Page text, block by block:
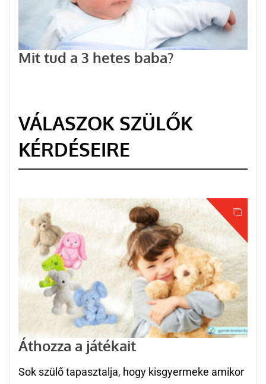
Mit tud a 3 hetes baba?
VÁLASZOK SZÜLŐK
KÉRDÉSEIRE
Áthozza a játékait
Sok szülő tapasztalja, hogy kisgyermeke amikor